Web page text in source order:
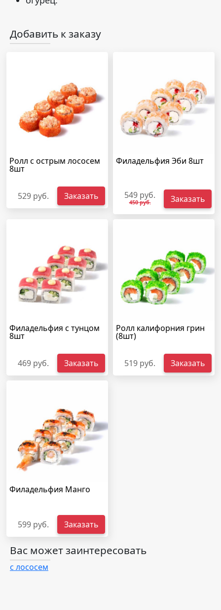
Добавить к заказу
Ролл с острым лососем
8шт
529 руб. Заказать
Филадельфия Эби 8шт
549 руб.
450 руб. Заказать
Филадельфия с тунцом
8шт
469 руб. Заказать
Ролл калифорния грин
(8шт)
519 руб. Заказать
Филадельфия Манго
599 руб. Заказать
Вас может заинтересовать
с лососем